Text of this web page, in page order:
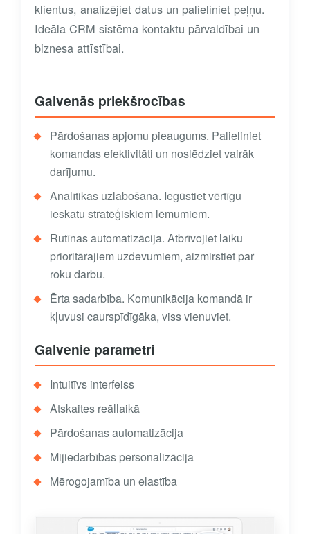
klientus, analizējiet datus un palieliniet peļņu.
Ideāla CRM sistēma kontaktu pārvaldībai un
biznesa attīstībai.
Galvenās priekšrocības
Pārdošanas apjomu pieaugums. Palieliniet
komandas efektivitāti un noslēdziet vairāk
darījumu.
Analītikas uzlabošana. Iegūstiet vērtīgu
ieskatu stratēģiskiem lēmumiem.
Rutīnas automatizācija. Atbrīvojiet laiku
prioritārajiem uzdevumiem, aizmirstiet par
roku darbu.
Ērta sadarbība. Komunikācija komandā ir
kļuvusi caurspīdīgāka, viss vienuviet.
Galvenie parametri
Intuitīvs interfeiss
Atskaites reāllaikā
Pārdošanas automatizācija
Mijiedarbības personalizācija
Mērogojamība un elastība